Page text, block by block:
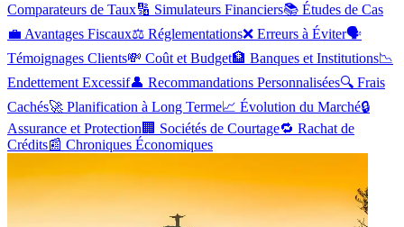
Comparateurs de Taux🔢 Simulateurs Financiers📚 Études de Cas
💼 Avantages Fiscaux⚖️ Réglementations❌ Erreurs à Éviter🗣️
Témoignages Clients💸 Coût et Budget🏦 Banques et Institutions📉
Endettement Excessif👤 Recommandations Personnalisées🔍 Frais
Cachés🚀 Planification à Long Terme📈 Évolution du Marché🔒
Assurance et Protection 🏢 Sociétés de Courtage🔁 Rachat de
Crédits📰 Chroniques Économiques